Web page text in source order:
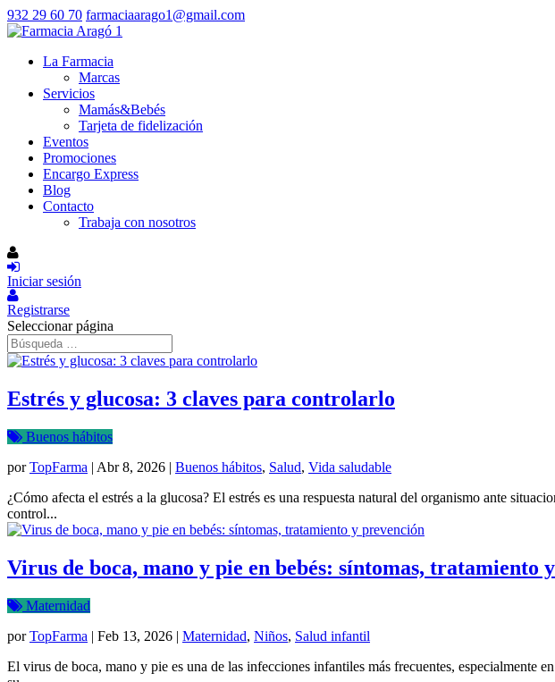
932 29 60 70 farmaciaarago1@gmail.com
La Farmacia
Marcas
Servicios
Mamás&Bebés
Tarjeta de fidelización
Eventos
Promociones
Encargo Express
Blog
Contacto
Trabaja con nosotros
Iniciar sesión
Registrarse
Seleccionar página
Estrés y glucosa: 3 claves para controlarlo
Buenos hábitos
porTopFarma | Abr 8, 2026 | Buenos hábitos, Salud, Vida saludable
¿Cómo afecta el estrés a la glucosa? El estrés es una respuesta natural del organismo ante
control...
Virus de boca, mano y pie en bebés: síntomas, tratamiento
Maternidad
porTopFarma | Feb 13, 2026 | Maternidad, Niños, Salud infantil
El virus de boca, mano y pie es una de las infecciones infantiles más frecuentes, especialmente